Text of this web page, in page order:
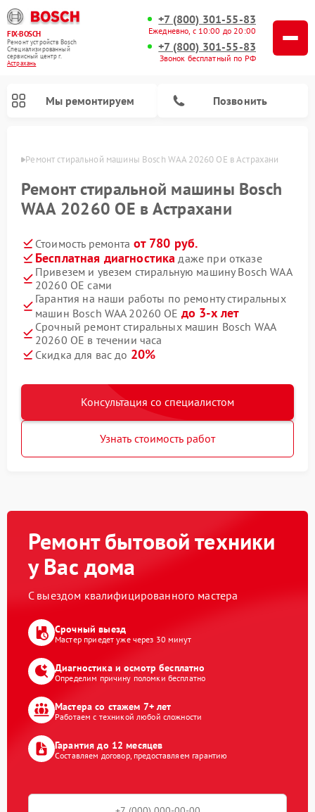
FIX-BOSCH
Ремонт устройств Bosch
Специализированный
cервисный центр г.
Астрахань
+7 (800) 301-55-83
Ежедневно, с 10:00 до 20:00
+7 (800) 301-55-83
Звонок бесплатный по РФ
Мы ремонтируем Позвонить
Ремонт стиральной машины Bosch WAA 20260 OE в Астрахани
Ремонт стиральной машины Bosch
WAA 20260 OE в Астрахани
Стоимость ремонта от 780 руб.
Бесплатная диагностика даже при отказе
Привезем и увезем стиральную машину Bosch WAA
20260 OE сами
Гарантия на наши работы по ремонту стиральных
машин Bosch WAA 20260 OE до 3-х лет
Срочный ремонт стиральных машин Bosch WAA
20260 OE в течении часа
Скидка для вас до 20%
Консультация со специалистом
Узнать стоимость работ
Ремонт бытовой техники
у Вас дома
С выездом квалифицированного мастера
Срочный выезд
Мастер приедет уже через 30 минут
Диагностика и осмотр бесплатно
Определим причину поломки бесплатно
Мастера со стажем 7+ лет
Работаем с техникой любой сложности
Гарантия до 12 месяцев
Составляем договор, предоставляем гарантию